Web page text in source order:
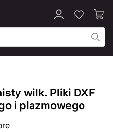
wilk. Pliki DXF
i plazmowego